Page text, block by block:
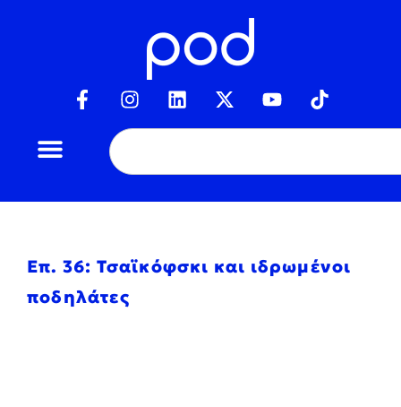
Επ. 36: Τσαϊκόφσκι και ιδρωμένοι
ποδηλάτες